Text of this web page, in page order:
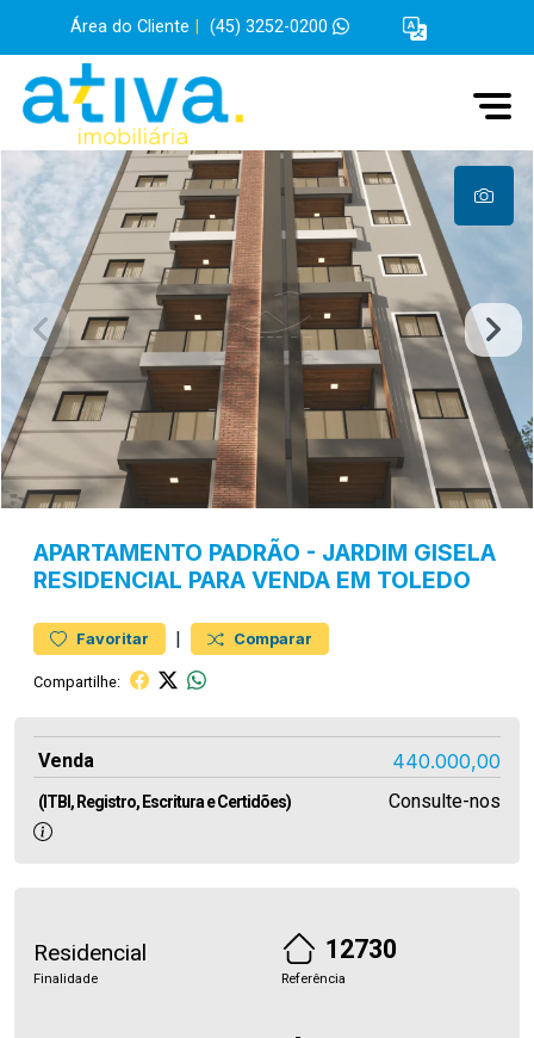
Área do Cliente (45) 3252-0200
APARTAMENTO PADRÃO - JARDIM GISELA
RESIDENCIAL PARA VENDA EM TOLEDO
Favoritar | Comparar
Compartilhe:
Venda 440.000,00
(ITBI, Registro, Escritura e Certidões) Consulte-nos
Residencial
Finalidade
12730
Referência